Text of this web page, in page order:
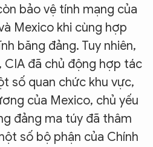
bảo vệ tính mạng của
Mexico khi cùng hợp
băng đảng. Tuy nhiên,
CIA đã chủ động hợp tác
số quan chức khu vực,
của Mexico, chủ yếu
đảng ma túy đã thâm
số bộ phận của Chính